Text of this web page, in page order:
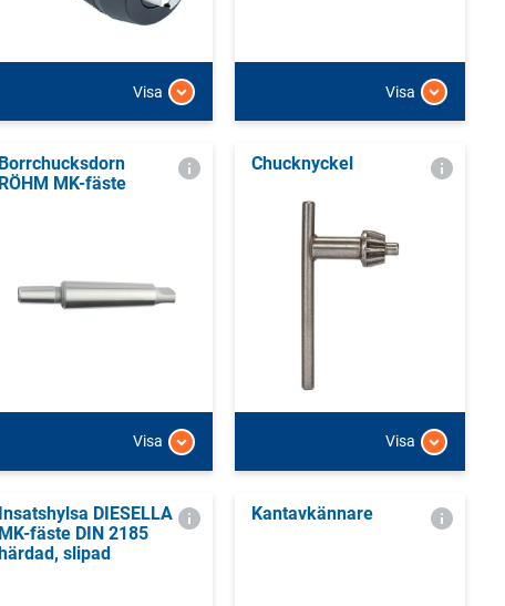
Visa Visa
Borrchucksdorn
RÖHM MK-fäste
Visa
Chucknyckel
Visa
Insatshylsa DIESELLA
MK-fäste DIN 2185
slipad
Kantavkännare